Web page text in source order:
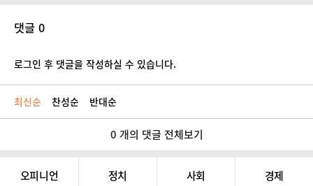
댓글 0
로그인 후 댓글을 작성하실 수 있습니다.
최신순 찬성순 반대순
0 개의 댓글 전체보기
오피니언 정치 사회 경제